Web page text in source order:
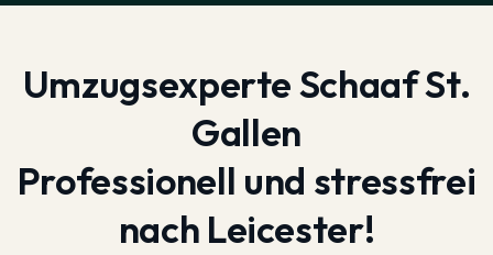
Umzugsexperte Schaaf St.
Gallen
Professionell und stressfrei
nach Leicester!